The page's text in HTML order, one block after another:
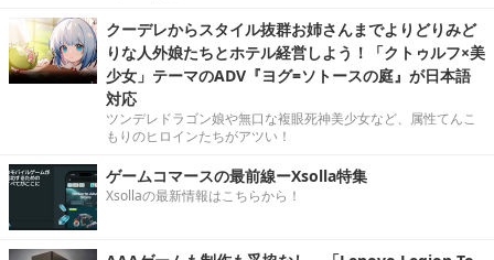
クーデレからスタイル抜群お姉さんまでよりどりみど
りな人外娘たちとホテル経営しよう！「クトゥルフ×美
少女」テーマのADV『ヨグ=ソトースの庭』が日本語
対応
ツンデレドラゴン娘や無口な複眼死神美少女など、属性てんこ
もりのヒロインたちがアツい！
ゲームコマースの最前線ーXsolla特集
Xsollaの最新情報はこちらから！